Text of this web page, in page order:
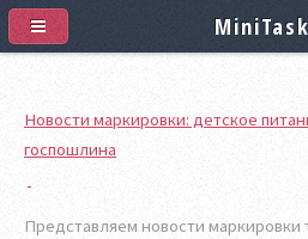
Новости маркировки: детское
госпошлина
Представляем новости